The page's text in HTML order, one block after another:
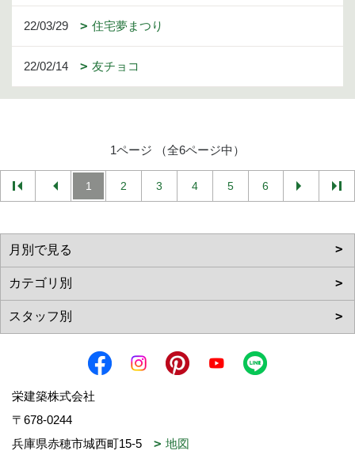
22/03/29 住宅夢まつり
22/02/14 友チョコ
1ページ （全6ページ中）
1 2 3 4 5 6
栄建築株式会社
〒678-0244
兵庫県赤穂市城西町15-5
地図